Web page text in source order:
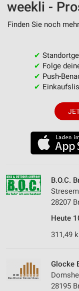
weekli -
Finden Sie noch
✔
✔ Folge
✔ Push-
✔
B.O.C.
28207
Heute
311,49
Glocke
28195